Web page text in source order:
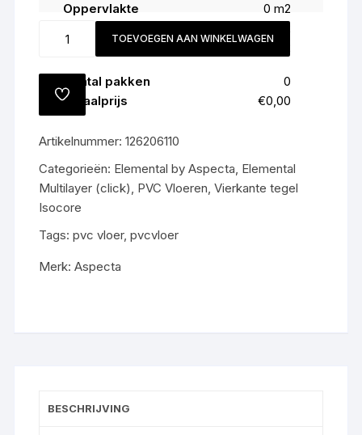
Oppervlakte 0 m2
Snijverlies (
m2
Totaal
0 m2
Aantal pakken
0
Totaalprijs
€0,00
Worn
Achat
prijs
€69,50,-
m2
gratis
aantal
TOEVOEGEN AAN WINKELWAGEN
TOEVOEGEN
AAN
Artikelnummer:126206110
Categorieën: Elemental by Aspecta, Elemental
Multilayer (click), PVC Vloeren,Vierkante tegel
Isocore
Tags:pvc vloer,pvcvloer
Merk:Aspecta
BESCHRIJVING